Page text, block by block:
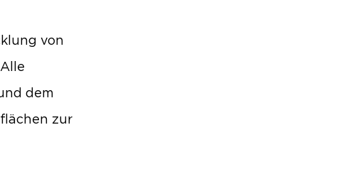
von
dem
zur